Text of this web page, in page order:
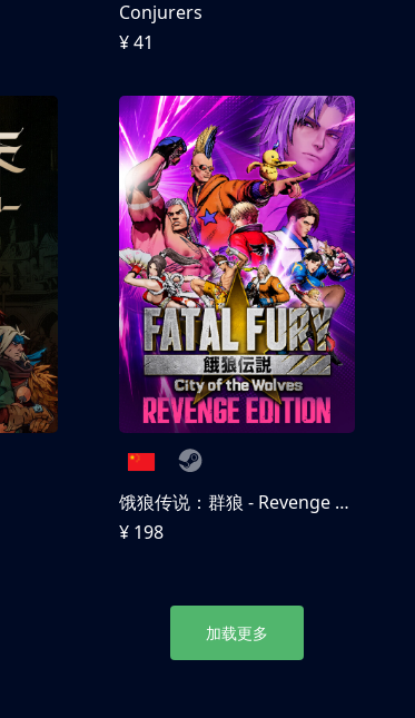
Conjurers
¥ 41
饿狼传说：群狼 - Revenge Edition
¥ 198
加载更多